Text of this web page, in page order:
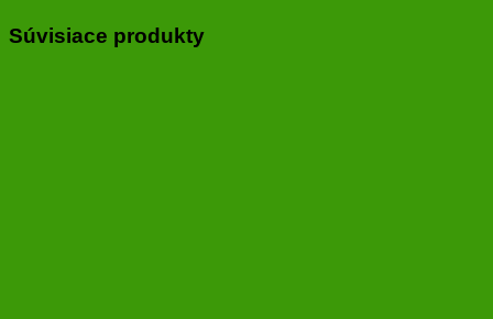
Súvisiace produkty